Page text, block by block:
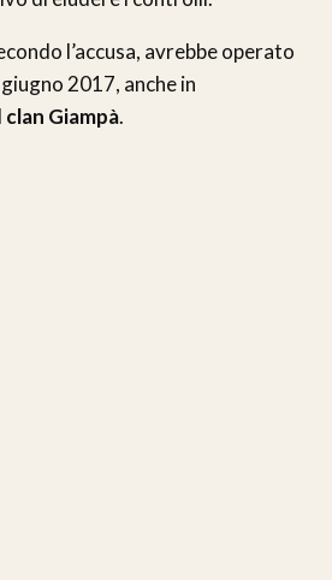
l’accusa, avrebbe operato
2017, anche in
clan Giampà.